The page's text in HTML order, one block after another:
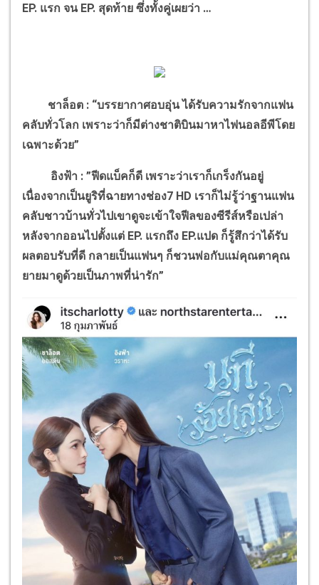
EP. แรก จน EP. สุดท้าย ซึ่งทั้งคู่เผยว่า …
ชาล็อต : “บรรยากาศอบอุ่น ได้รับความรักจากแฟน
คลับทั่วโลก เพราะว่าก็มีต่างชาติบินมาหาไฟนอลอีพีโดย
เฉพาะด้วย”
อิงฟ้า : ”ฟีดแบ็คก็ดี เพราะว่าเราก็เกร็งกันอยู่
เนื่องจากเป็นยูริที่ฉายทางช่อง7 HD เราก็ไม่รู้ว่าฐานแฟน
คลับชาวบ้านทั่วไปเขาดูจะเข้าใจฟีลของซีรีส์หรือเปล่า
หลังจากออนไปตั้งแต่ EP. แรกถึง EP.แปด ก็รู้สึกว่าได้รับ
ผลตอบรับที่ดี กลายเป็นแฟนๆ ก็ชวนพ่อกับแม่คุณตาคุณ
ยายมาดูด้วยเป็นภาพที่น่ารัก”